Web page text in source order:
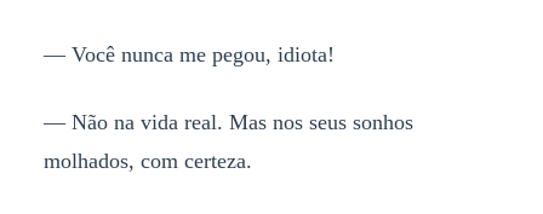
— Você nunca me pegou, idiota!
— Não na vida real. Mas nos seus sonhos
molhados, com certeza.